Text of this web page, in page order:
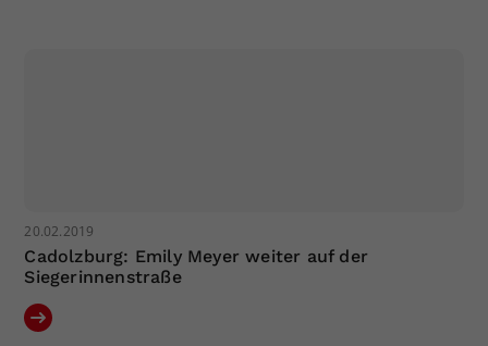
20.02.2019
Cadolzburg: Emily Meyer weiter auf der
Siegerinnenstraße